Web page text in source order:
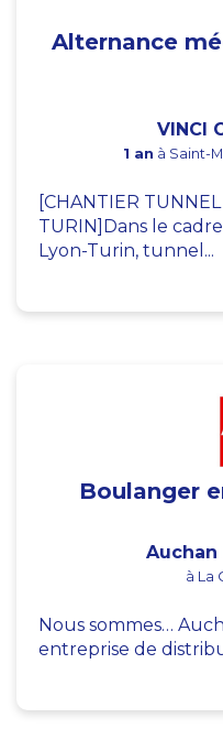
Alternance
VINCI
1 an à Saint-
[CHANTIER
TURIN]Dans le
Lyon-Turin, tunnel...
Boulanger
Auchan
à La
Nous sommes…
entreprise de